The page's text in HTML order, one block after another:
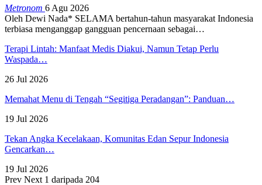
Metronom 6 Agu 2026
Oleh Dewi Nada* SELAMA bertahun-tahun masyarakat Indonesia
terbiasa menganggap gangguan pencernaan sebagai…
Terapi Lintah: Manfaat Medis Diakui, Namun Tetap Perlu
Waspada…
26 Jul 2026
Memahat Menu di Tengah “Segitiga Peradangan”: Panduan…
19 Jul 2026
Tekan Angka Kecelakaan, Komunitas Edan Sepur Indonesia
Gencarkan…
19 Jul 2026
Prev Next 1 daripada 204